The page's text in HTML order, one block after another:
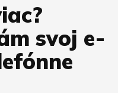
svoj e-